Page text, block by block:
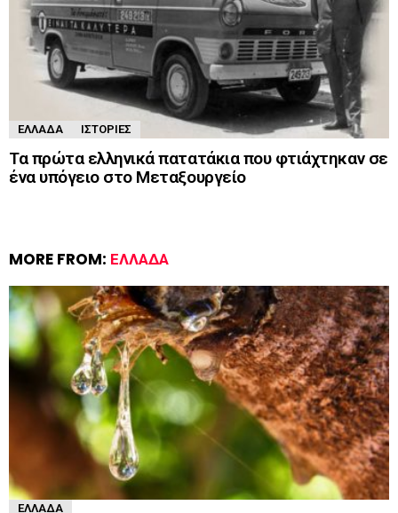
ΕΛΛΆΔΑ ΙΣΤΟΡΊΕΣ
Τα πρώτα ελληνικά πατατάκια που φτιάχτηκαν σε
ένα υπόγειο στο Μεταξουργείο
MORE FROM: ΕΛΛΆΔΑ
ΕΛΛΆΔΑ